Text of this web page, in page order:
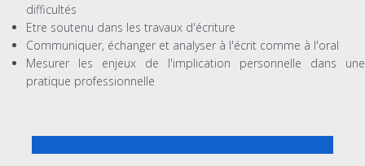
difficultés
Etre soutenu dans les travaux d'écriture
Communiquer, échanger et analyser à l'écrit comme à l'oral
Mesurer les enjeux de l'implication personnelle dans une
pratique professionnelle